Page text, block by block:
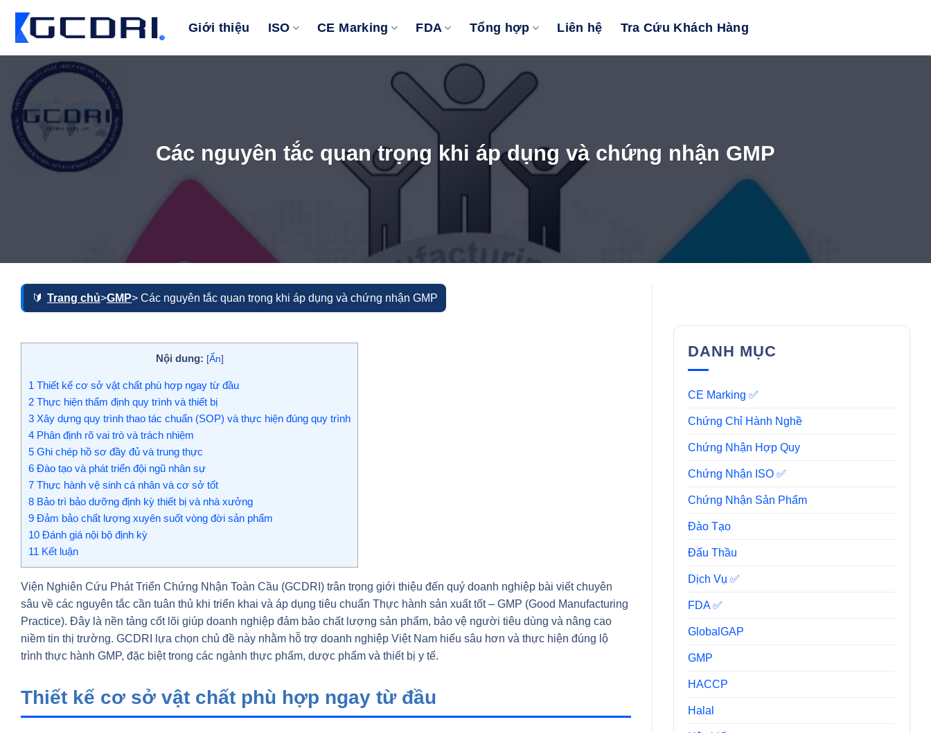
Giới thiệu ISO CE Marking FDA Tổng hợp Liên hệ Tra Cứu Khách Hàng
Các nguyên tắc quan trọng khi áp dụng và chứng nhận GMP
Trang chủ>GMP> Các nguyên tắc quan trọng khi áp dụng và chứng nhận GMP
Nội dung: [Ẩn]
1 Thiết kế cơ sở vật chất phù hợp ngay từ đầu
2 Thực hiện thẩm định quy trình và thiết bị
3 Xây dựng quy trình thao tác chuẩn (SOP) và thực hiện đúng quy trình
4 Phân định rõ vai trò và trách nhiệm
5 Ghi chép hồ sơ đầy đủ và trung thực
6 Đào tạo và phát triển đội ngũ nhân sự
7 Thực hành vệ sinh cá nhân và cơ sở tốt
8 Bảo trì bảo dưỡng định kỳ thiết bị và nhà xưởng
9 Đảm bảo chất lượng xuyên suốt vòng đời sản phẩm
10 Đánh giá nội bộ định kỳ
11 Kết luận
Viện Nghiên Cứu Phát Triển Chứng Nhận Toàn Cầu (GCDRI) trân trọng giới thiệu đến quý doanh nghiệp bài viết chuyên
sâu về các nguyên tắc cần tuân thủ khi triển khai và áp dụng tiêu chuẩn Thực hành sản xuất tốt – GMP (Good Manufacturing
Practice). Đây là nền tảng cốt lõi giúp doanh nghiệp đảm bảo chất lượng sản phẩm, bảo vệ người tiêu dùng và nâng cao
niềm tin thị trường. GCDRI lựa chọn chủ đề này nhằm hỗ trợ doanh nghiệp Việt Nam hiểu sâu hơn và thực hiện đúng lộ
trình thực hành GMP, đặc biệt trong các ngành thực phẩm, dược phẩm và thiết bị y tế.
Thiết kế cơ sở vật chất phù hợp ngay từ đầu
DANH MỤC
CE Marking ✅
Chứng Chỉ Hành Nghề
Chứng Nhận Hợp Quy
Chứng Nhận ISO ✅
Chứng Nhận Sản Phẩm
Đào Tạo
Đấu Thầu
Dịch Vụ ✅
FDA ✅
GlobalGAP
GMP
HACCP
Halal